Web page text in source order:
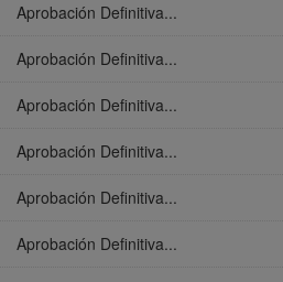
Aprobación Definitiva...
Aprobación Definitiva...
Aprobación Definitiva...
Aprobación Definitiva...
Aprobación Definitiva...
Aprobación Definitiva...